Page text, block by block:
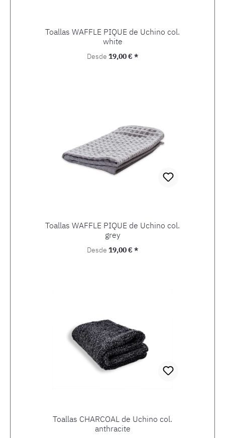
Toallas WAFFLE PIQUE de Uchino col.
white
Precio normal:
Desde 19,00 € *
Toallas WAFFLE PIQUE de Uchino col.
grey
Precio normal:
Desde 19,00 € *
Toallas CHARCOAL de Uchino col.
anthracite